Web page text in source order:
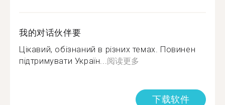
我的对话伙伴要
Цікавий, обізнаний в різних темах. Повинен
підтримувати Україн...阅读更多
下载软件